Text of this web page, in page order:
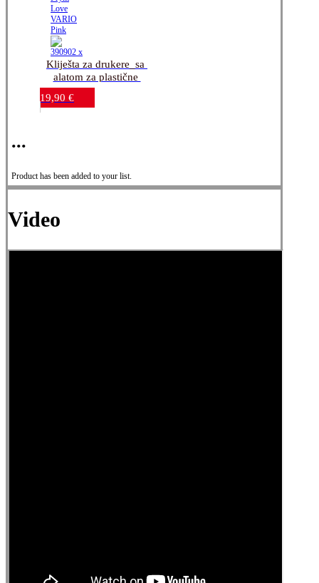
Kliješta za drukere_sa
alatom za plastične
drukere_Prym Love
VARIO Pink
19,90 €
...
Product has been added to your list.
Video